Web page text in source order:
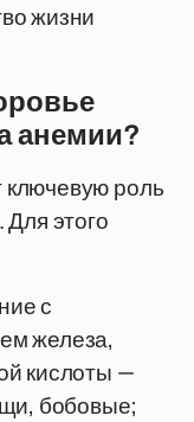
жизни
анемии?
роль
этого
с
железа,
кислоты —
бобовые;